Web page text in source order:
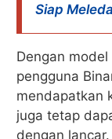
Siap
Dengan model
pengguna
mendapatkan
juga tetap
dengan